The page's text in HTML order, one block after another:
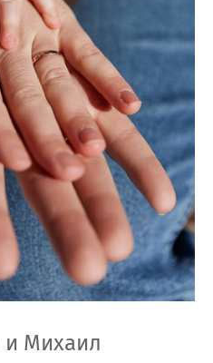
Михаил